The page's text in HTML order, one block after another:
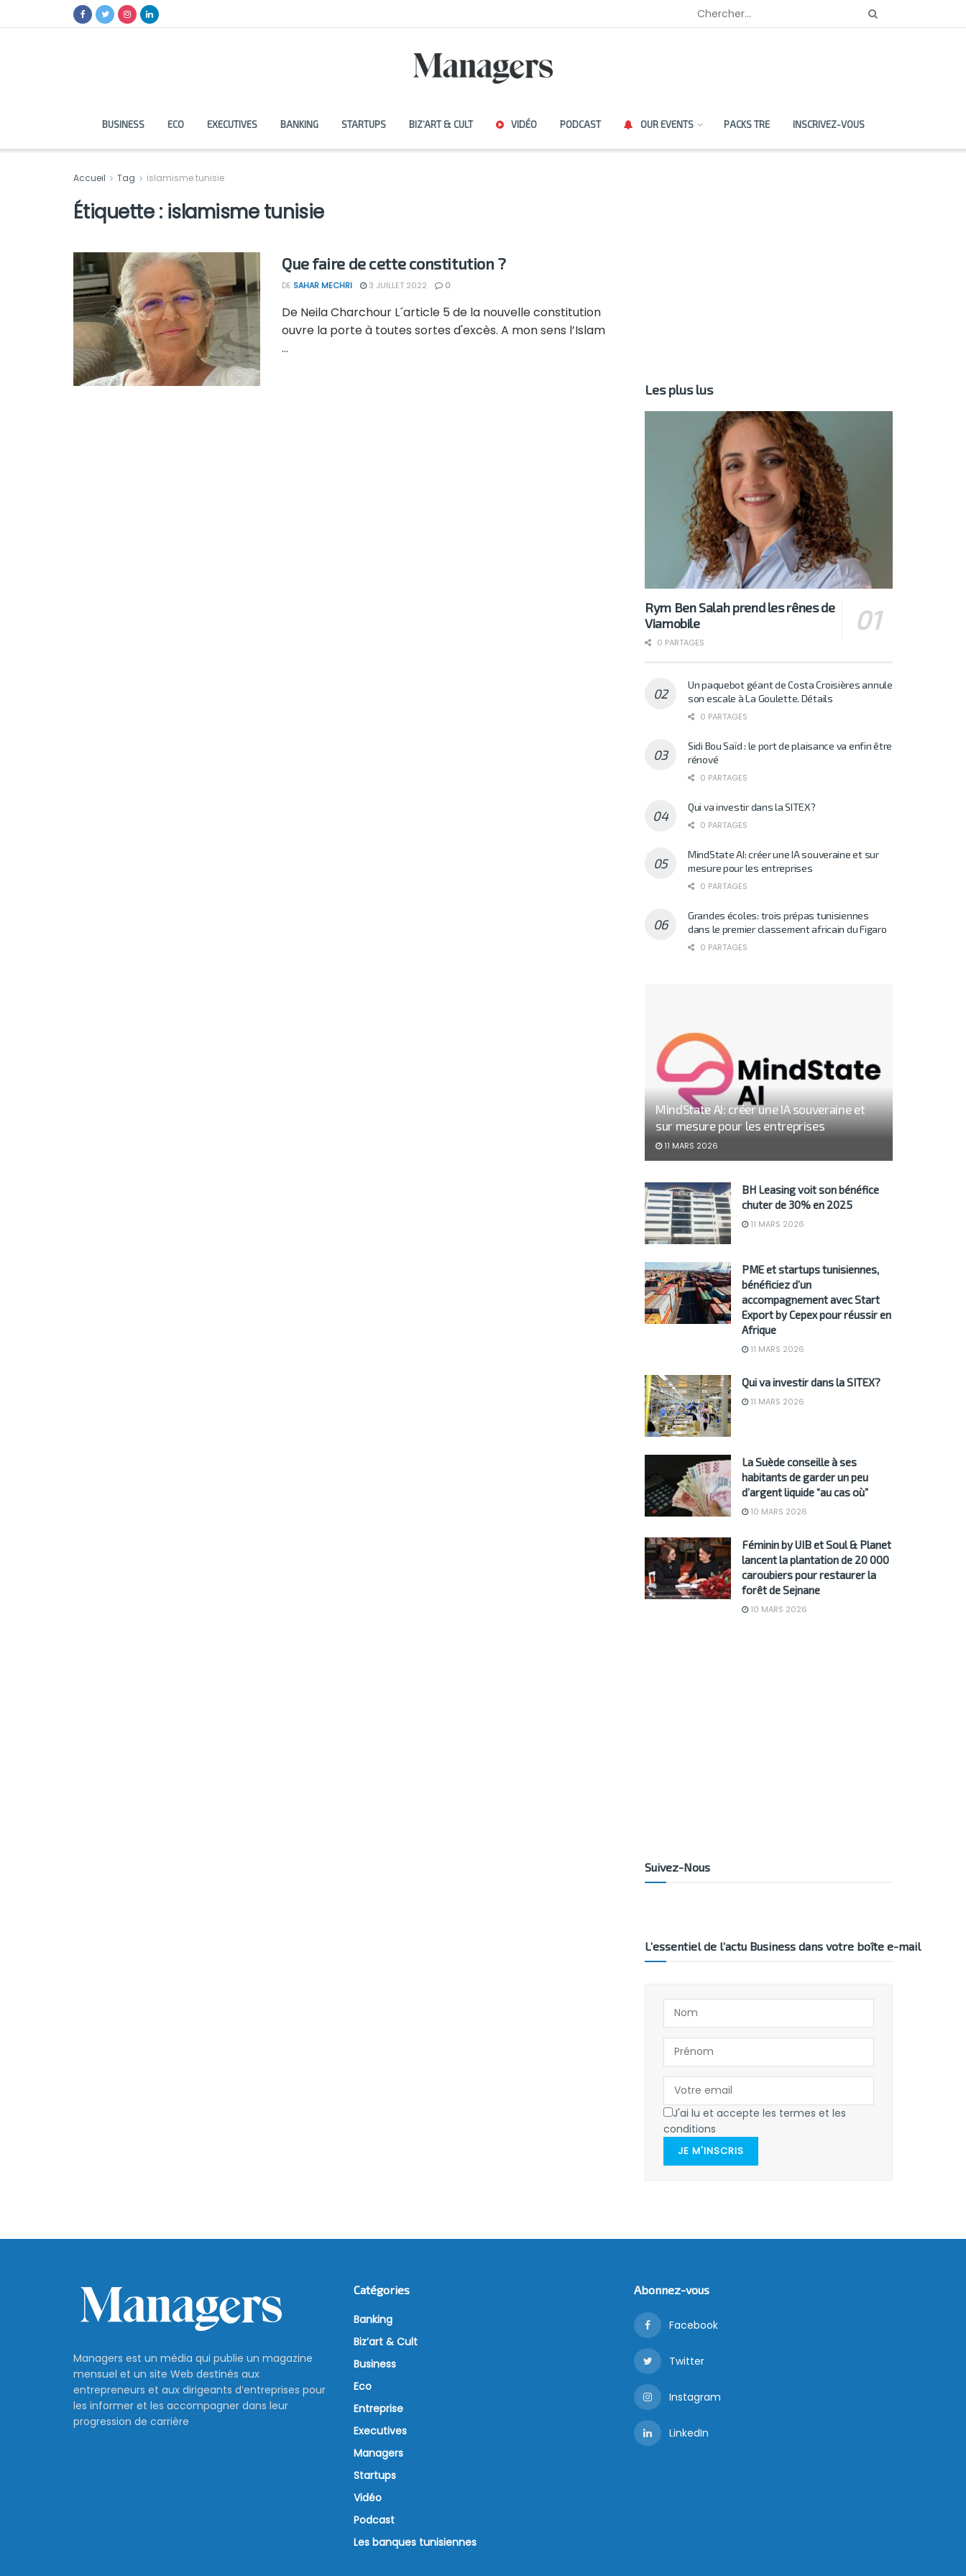
BUSINESS ECO EXECUTIVES BANKING STARTUPS BIZ’ART & CULT VIDÉO PODCAST OUR EVENTS PACKS TRE INSCRIVEZ-VOUS
Accueil Tag islamisme tunisie
Étiquette : islamisme tunisie
Que faire de cette constitution ?
DE SAHAR MECHRI 3 JUILLET 2022 0
De Neila Charchour L´article 5 de la nouvelle constitution
ouvre la porte à toutes sortes d'excès. A mon sens l’Islam
...
Les plus lus
Rym Ben Salah prend les rênes de
Viamobile
0 PARTAGES
Un paquebot géant de Costa Croisières annule
son escale à La Goulette. Détails
0 PARTAGES
Sidi Bou Saïd : le port de plaisance va enfin être
rénové
0 PARTAGES
Qui va investir dans la SITEX?
0 PARTAGES
MindState AI: créer une IA souveraine et sur
mesure pour les entreprises
0 PARTAGES
Grandes écoles: trois prépas tunisiennes
dans le premier classement africain du Figaro
0 PARTAGES
MindState AI: créer une IA souveraine et
sur mesure pour les entreprises
11 MARS 2026
BH Leasing voit son bénéfice
chuter de 30% en 2025
11 MARS 2026
PME et startups tunisiennes,
bénéficiez d’un
accompagnement avec Start
Export by Cepex pour réussir en
Afrique
11 MARS 2026
Qui va investir dans la SITEX?
11 MARS 2026
La Suède conseille à ses
habitants de garder un peu
d’argent liquide “au cas où”
10 MARS 2026
Féminin by UIB et Soul & Planet
lancent la plantation de 20 000
caroubiers pour restaurer la
forêt de Sejnane
10 MARS 2026
Suivez-Nous
L’essentiel de l’actu Business dans votre boîte e-mail
J'ai lu et accepte les termes et les
conditions
JE M'INSCRIS
Managers est un média qui publie un magazine
mensuel et un site Web destinés aux
entrepreneurs et aux dirigeants d’entreprises pour
les informer et les accompagner dans leur
progression de carrière
Catégories
Banking
Biz’art & Cult
Business
Eco
Entreprise
Executives
Managers
Startups
Vidéo
Podcast
Les banques tunisiennes
Abonnez-vous
Facebook
Twitter
Instagram
LinkedIn